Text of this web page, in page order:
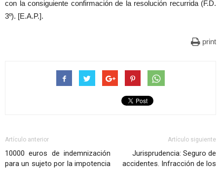
con la consiguiente confirmación de la resolución recurrida (F.D.
3º). [E.A.P.].
print
Artículo anterior
10000 euros de indemnización
para un sujeto por la impotencia
Artículo siguiente
Jurisprudencia: Seguro de
accidentes. Infracción de los